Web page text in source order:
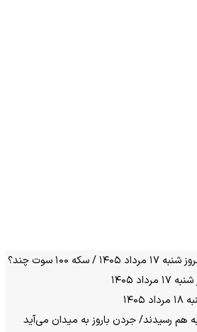
۱۰۰ سوت چند؟
۱۴۰۵
به هم رسیدند/ جردن باروز به میدان می‌آید